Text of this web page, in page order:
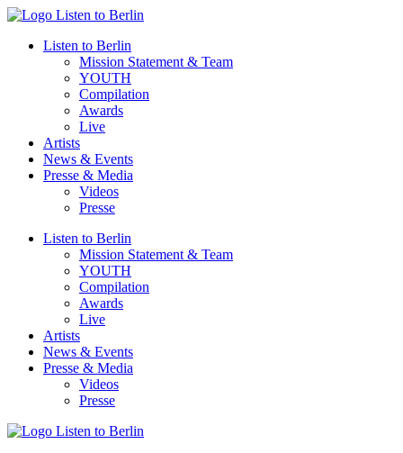
Zum
wechselnListen to Berlin
Mission Statement & Team
YOUTH
Compilation
Awards
Live
Artists
News & Events
Presse & Media
Videos
Presse
Listen to Berlin
Mission Statement & Team
YOUTH
Compilation
Awards
Live
Artists
News & Events
Presse & Media
Videos
Presse